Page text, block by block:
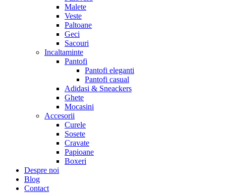
Malete
Veste
Paltoane
Geci
Sacouri
Incaltaminte
Pantofi
Pantofi eleganti
Pantofi casual
Adidasi & Sneackers
Ghete
Mocasini
Accesorii
Curele
Sosete
Cravate
Papioane
Boxeri
Despre noi
Blog
Contact